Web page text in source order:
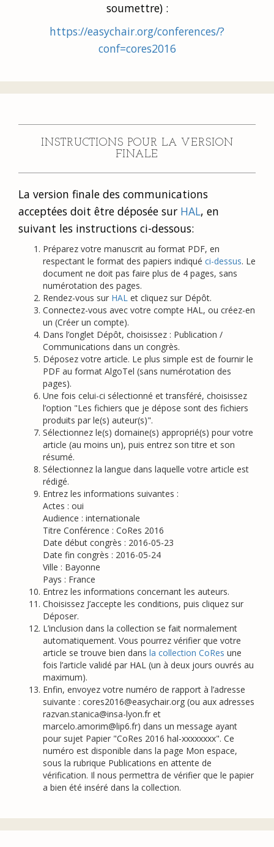
soumettre) :
https://easychair.org/conferences/?
conf=cores2016
INSTRUCTIONS POUR LA VERSION
FINALE
La version finale des communications
acceptées doit être déposée sur HAL, en
suivant les instructions ci-dessous:
Préparez votre manuscrit au format PDF, en
respectant le format des papiers indiqué ci-dessus. Le
document ne doit pas faire plus de 4 pages, sans
numérotation des pages.
Rendez-vous sur HAL et cliquez sur Dépôt.
Connectez-vous avec votre compte HAL, ou créez-en
un (Créer un compte).
Dans l’onglet Dépôt, choisissez : Publication /
Communications dans un congrès.
Déposez votre article. Le plus simple est de fournir le
PDF au format AlgoTel (sans numérotation des
pages).
Une fois celui-ci sélectionné et transféré, choisissez
l’option "Les fichiers que je dépose sont des fichiers
produits par le(s) auteur(s)".
Sélectionnez le(s) domaine(s) approprié(s) pour votre
article (au moins un), puis entrez son titre et son
résumé.
Sélectionnez la langue dans laquelle votre article est
rédigé.
Entrez les informations suivantes :
Actes : oui
Audience : internationale
Titre Conférence : CoRes 2016
Date début congrès : 2016-05-23
Date fin congrès : 2016-05-24
Ville : Bayonne
Pays : France
Entrez les informations concernant les auteurs.
Choisissez J’accepte les conditions, puis cliquez sur
Déposer.
L’inclusion dans la collection se fait normalement
automatiquement. Vous pourrez vérifier que votre
article se trouve bien dans la collection CoRes une
fois l’article validé par HAL (un à deux jours ouvrés au
maximum).
Enfin, envoyez votre numéro de rapport à l’adresse
suivante : cores2016@easychair.org (ou aux adresses
razvan.stanica@insa-lyon.fr et
marcelo.amorim@lip6.fr) dans un message ayant
pour sujet Papier "CoRes 2016 hal-xxxxxxxx". Ce
numéro est disponible dans la page Mon espace,
sous la rubrique Publications en attente de
vérification. Il nous permettra de vérifier que le papier
a bien été inséré dans la collection.